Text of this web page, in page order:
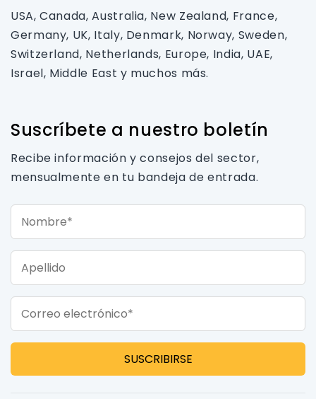
USA, Canada, Australia, New Zealand, France,
Germany, UK, Italy, Denmark, Norway, Sweden,
Switzerland, Netherlands, Europe, India, UAE,
Israel, Middle East y muchos más.
Suscríbete a nuestro boletín
Recibe información y consejos del sector,
mensualmente en tu bandeja de entrada.
Nombre*
Apellido
Correo electrónico*